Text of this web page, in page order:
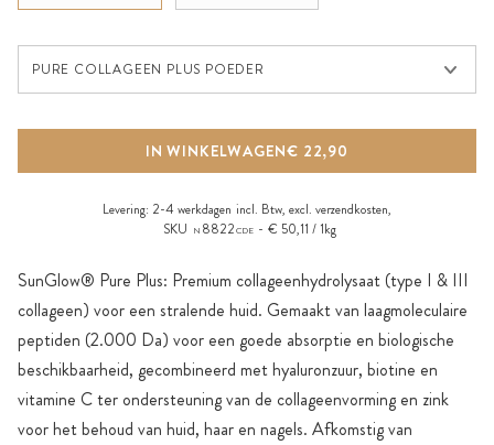
SunGlow® Pure Plus: Premium collageenhydrolysaat (type I & III
collageen) voor een stralende huid. Gemaakt van laagmoleculaire
peptiden (2.000 Da) voor een goede absorptie en biologische
beschikbaarheid, gecombineerd met hyaluronzuur, biotine en
vitamine C ter ondersteuning van de collageenvorming en zink
voor het behoud van huid, haar en nagels. Afkomstig van
PURE COLLAGEEN PLUS POEDER
IN WINKELWAGEN€ 22,90
Levering: 2-4 werkdagen incl. Btw, excl. verzendkosten,
SKU
N 8822CDE € 50,11 / 1kg